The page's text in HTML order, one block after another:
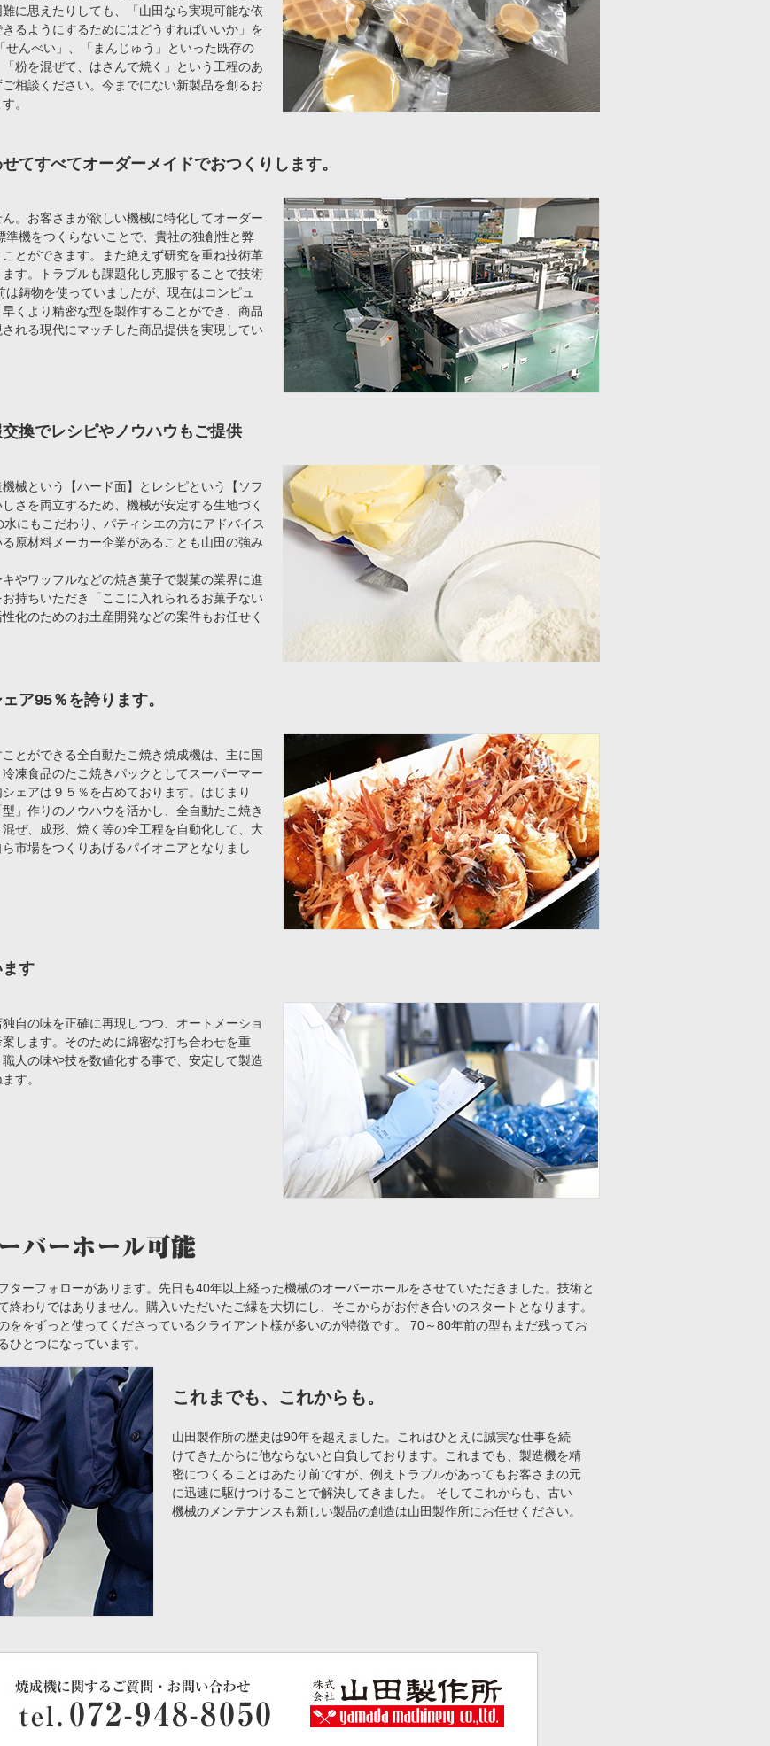
に思えたりしても、「山田なら実現可能な依
るようにするためにはどうすればいいか」を
んべい」、「まんじゅう」といった既存の
粉を混ぜて、はさんで焼く」という工程のあ
相談ください。今までにない新製品を創るお
。
てすべてオーダーメイドでおつくりします。
。お客さまが欲しい機械に特化してオーダー
機をつくらないことで、貴社の独創性と弊
とができます。また絶えず研究を重ね技術革
す。トラブルも課題化し克服することで技術
鋳物を使っていましたが、現在はコンピュ
くより精密な型を製作することができ、商品
れる現代にマッチした商品提供を実現してい
換でレシピやノウハウもご提供
械という【ハード面】とレシピという【ソフ
さを両立するため、機械が安定する生地づく
にもこだわり、パティシエの方にアドバイス
原材料メーカー企業があることも山田の強み
やワッフルなどの焼き菓子で製菓の業界に進
持ちいただき「ここに入れられるお菓子ない
化のためのお土産開発などの案件もお任せく
ア95％を誇ります。
とができる全自動たこ焼き焼成機は、主に国
凍食品のたこ焼きパックとしてスーパーマー
ェアは９５％を占めております。はじまり
」作りのノウハウを活かし、全自動たこ焼き
ぜ、成形、焼く等の全工程を自動化して、大
市場をつくりあげるパイオニアとなりまし
す
自の味を正確に再現しつつ、オートメーショ
します。そのために綿密な打ち合わせを重
人の味や技を数値化する事で、安定して製造
す。
ターフォローがあります。先日も40年以上経った機械のオーバーホールをさせていただきました。技術と
わりではありません。購入いただいたご縁を大切にし、そこからがお付き合いのスタートとなります。
ををずっと使ってくださっているクライアント様が多いのが特徴です。 70～80年前の型もまだ残ってお
ひとつになっています。
これまでも、これからも。
山田製作所の歴史は90年を越えました。これはひとえに誠実な仕事を続
けてきたからに他ならないと自負しております。これまでも、製造機を精
密につくることはあたり前ですが、例えトラブルがあってもお客さまの元
に迅速に駆けつけることで解決してきました。 そしてこれからも、古い
機械のメンテナンスも新しい製品の創造は山田製作所にお任せください。